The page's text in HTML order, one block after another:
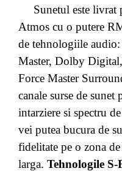
Sunetul este livrat
Atmos cu o putere
de tehnologiile
Master, Dolby
Force Master
canale surse de
intarziere si spectru
vei putea bucura de
fidelitate pe o zona
larga. Tehnologile